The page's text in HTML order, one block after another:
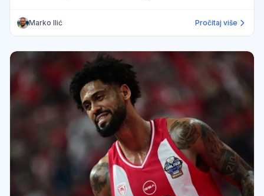
Marko Ilić Pročitaj više